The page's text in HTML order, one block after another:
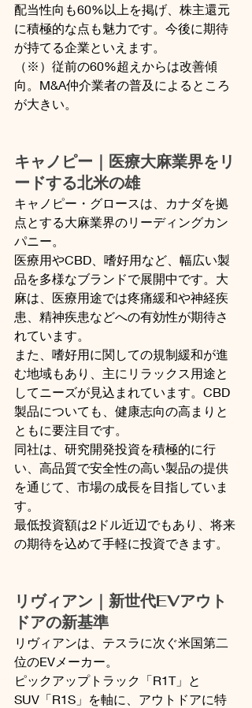
配当性向も60%以上を掲げ、株主還元
に積極的な点も魅力です。今後に期待
が持てる企業といえます。
（※）従前の60%超えからは改善傾
向。M&A仲介業者の普及によるところ
が大きい。
キャノピー｜医療大麻業界をリ
ードする北米の雄
キャノピー・グロースは、カナダを拠
点とする大麻業界のリーディングカン
パニー。
医療用やCBD、嗜好用など、幅広い製
品を多様なブランドで展開中です。大
麻は、医療用途では疼痛緩和や神経疾
患、精神疾患などへの有効性が期待さ
れています。
また、嗜好用に関しての規制緩和が進
む地域もあり、主にリラックス用途と
してニーズが見込まれています。CBD
製品についても、健康志向の高まりと
ともに要注目です。
同社は、研究開発投資を積極的に行
い、高品質で安全性の高い製品の提供
を通じて、市場の成長を目指していま
す。
最低投資額は2ドル近辺でもあり、将来
の期待を込めて手軽に投資できます。
リヴィアン｜新世代EVアウト
ドアの新基準
リヴィアンは、テスラに次ぐ米国第二
位のEVメーカー。
ピックアップトラック「R1T」と
SUV「R1S」を軸に、アウトドアに特